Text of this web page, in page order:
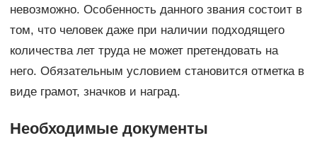
невозможно. Особенность данного звания состоит в
том, что человек даже при наличии подходящего
количества лет труда не может претендовать на
него. Обязательным условием становится отметка в
виде грамот, значков и наград.
Необходимые документы